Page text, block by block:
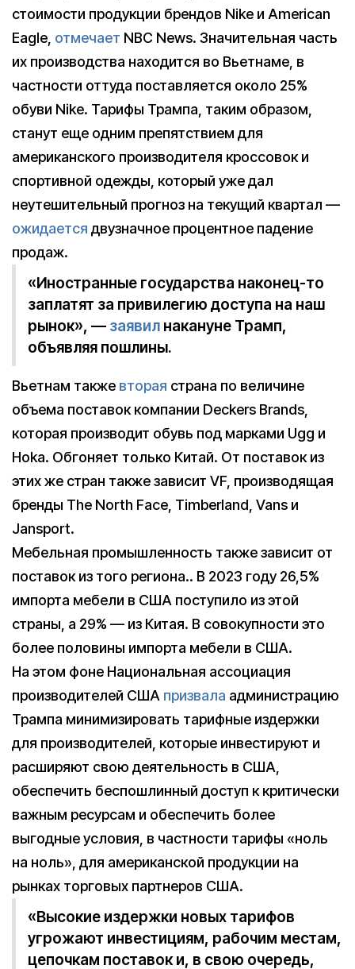
стоимости продукции брендов Nike и American
Eagle, отмечает NBC News. Значительная часть
их производства находится во Вьетнаме, в
частности оттуда поставляется около 25%
обуви Nike. Тарифы Трампа, таким образом,
станут еще одним препятствием для
американского производителя кроссовок и
спортивной одежды, который уже дал
неутешительный прогноз на текущий квартал —
ожидается двузначное процентное падение
продаж.
«Иностранные государства наконец-то
заплатят за привилегию доступа на наш
рынок», — заявил накануне Трамп,
объявляя пошлины.
Вьетнам также вторая страна по величине
объема поставок компании Deckers Brands,
которая производит обувь под марками Ugg и
Hoka. Обгоняет только Китай. От поставок из
этих же стран также зависит VF, производящая
бренды The North Face, Timberland, Vans и
Jansport.
Мебельная промышленность также зависит от
поставок из того региона.. В 2023 году 26,5%
импорта мебели в США поступило из этой
страны, а 29% — из Китая. В совокупности это
более половины импорта мебели в США.
На этом фоне Национальная ассоциация
производителей США призвала администрацию
Трампа минимизировать тарифные издержки
для производителей, которые инвестируют и
расширяют свою деятельность в США,
обеспечить беспошлинный доступ к критически
важным ресурсам и обеспечить более
выгодные условия, в частности тарифы «ноль
на ноль», для американской продукции на
рынках торговых партнеров США.
«Высокие издержки новых тарифов
угрожают инвестициям, рабочим местам,
цепочкам поставок и, в свою очередь,